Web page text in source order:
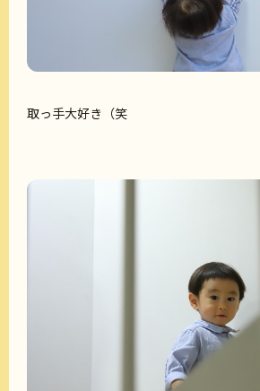
取っ手大好き（笑